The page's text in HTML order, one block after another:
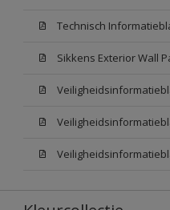
Technisch